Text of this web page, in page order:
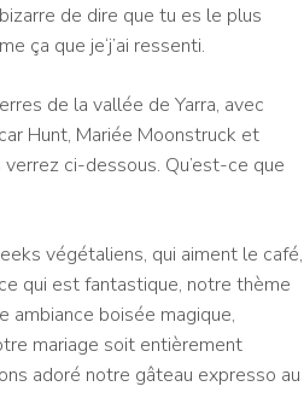
de dire que tu es le plus
ça que je‘j’ai ressenti.
de la vallée de Yarra, avec
Hunt, Mariée Moonstruck et
ci-dessous. Qu’est-ce que
végétaliens, qui aiment le café,
qui est fantastique, notre thème
ambiance boisée magique,
mariage soit entièrement
adoré notre gâteau expresso au